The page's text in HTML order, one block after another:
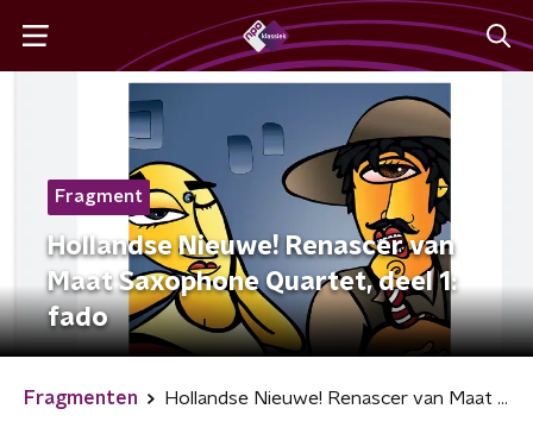
Fragment
Hollandse Nieuwe! Renascer van
Maat Saxophone Quartet, deel 1:
fado
Fragmenten Hollandse Nieuwe! Renascer van Maat Saxophone Quartet, deel 1: fado